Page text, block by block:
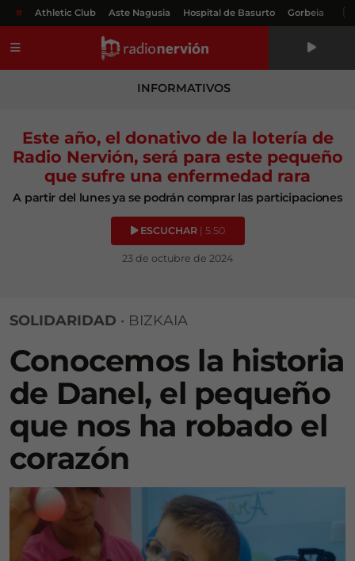
# Athletic Club Aste Nagusia Hospital de Basurto Gorbeia
INFORMATIVOS
Este año, el donativo de la lotería de
Radio Nervión, será para este pequeño
que sufre una enfermedad rara
A partir del lunes ya se podrán comprar las participaciones
ESCUCHAR | 5:50
23 de octubre de 2024
SOLIDARIDAD • BIZKAIA
Conocemos la historia
de Danel, el pequeño
que nos ha robado el
corazón